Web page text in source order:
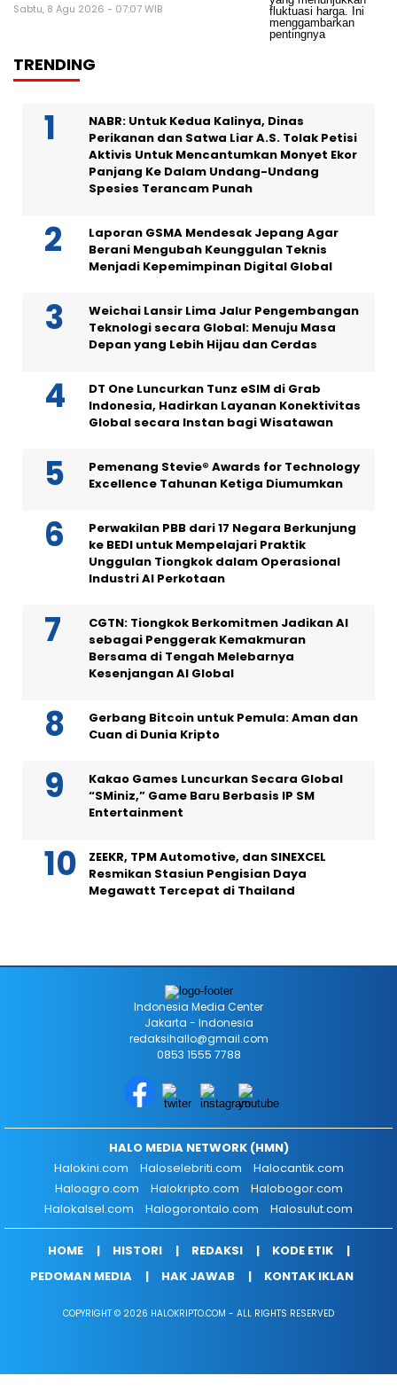
Sabtu, 8 Agu 2026 - 07:07 WIB
TRENDING
NABR: Untuk Kedua Kalinya, Dinas
Perikanan dan Satwa Liar A.S. Tolak Petisi
Aktivis Untuk Mencantumkan Monyet Ekor
Panjang Ke Dalam Undang-Undang
Spesies Terancam Punah
Laporan GSMA Mendesak Jepang Agar
Berani Mengubah Keunggulan Teknis
Menjadi Kepemimpinan Digital Global
Weichai Lansir Lima Jalur Pengembangan
Teknologi secara Global: Menuju Masa
Depan yang Lebih Hijau dan Cerdas
DT One Luncurkan Tunz eSIM di Grab
Indonesia, Hadirkan Layanan Konektivitas
Global secara Instan bagi Wisatawan
Pemenang Stevie® Awards for Technology
Excellence Tahunan Ketiga Diumumkan
Perwakilan PBB dari 17 Negara Berkunjung
ke BEDI untuk Mempelajari Praktik
Unggulan Tiongkok dalam Operasional
Industri AI Perkotaan
CGTN: Tiongkok Berkomitmen Jadikan AI
sebagai Penggerak Kemakmuran
Bersama di Tengah Melebarnya
Kesenjangan AI Global
Gerbang Bitcoin untuk Pemula: Aman dan
Cuan di Dunia Kripto
Kakao Games Luncurkan Secara Global
“SMiniz,” Game Baru Berbasis IP SM
Entertainment
ZEEKR, TPM Automotive, dan SINEXCEL
Resmikan Stasiun Pengisian Daya
Megawatt Tercepat di Thailand
Indonesia Media Center
Jakarta - Indonesia
redaksihallo@gmail.com
0853 1555 7788
HALO MEDIA NETWORK (HMN)
Halokini.com
Haloselebriti.com
Halocantik.com
Haloagro.com
Halokripto.com
Halobogor.com
Halokalsel.com
Halogorontalo.com Halosulut.com
HOME HISTORI REDAKSI
KODE ETIK
PEDOMAN MEDIA
HAK JAWAB KONTAK IKLAN
COPYRIGHT © 2026 HALOKRIPTO.COM - ALL RIGHTS RESERVED